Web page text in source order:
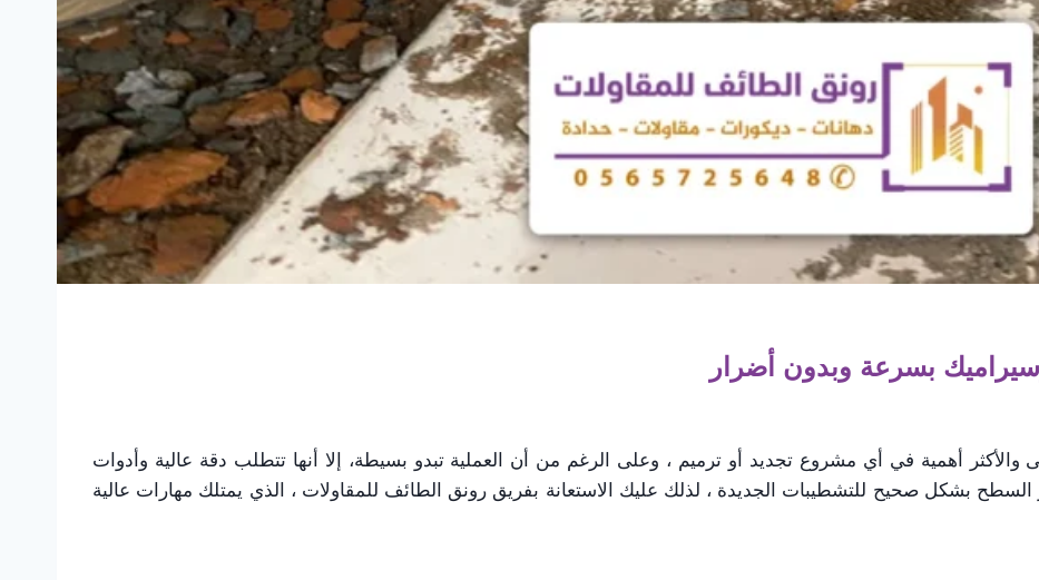
بسرعة وبدون أضرار
والأكثر أهمية في أي مشروع تجديد أو ترميم ، وعلى الرغم من أن العملية تبدو بسيطة، إلا أنها تتطلب دقة عالية وأدوات
بشكل صحيح للتشطيبات الجديدة ، لذلك عليك الاستعانة بفريق رونق الطائف للمقاولات ، الذي يمتلك مهارات عالية